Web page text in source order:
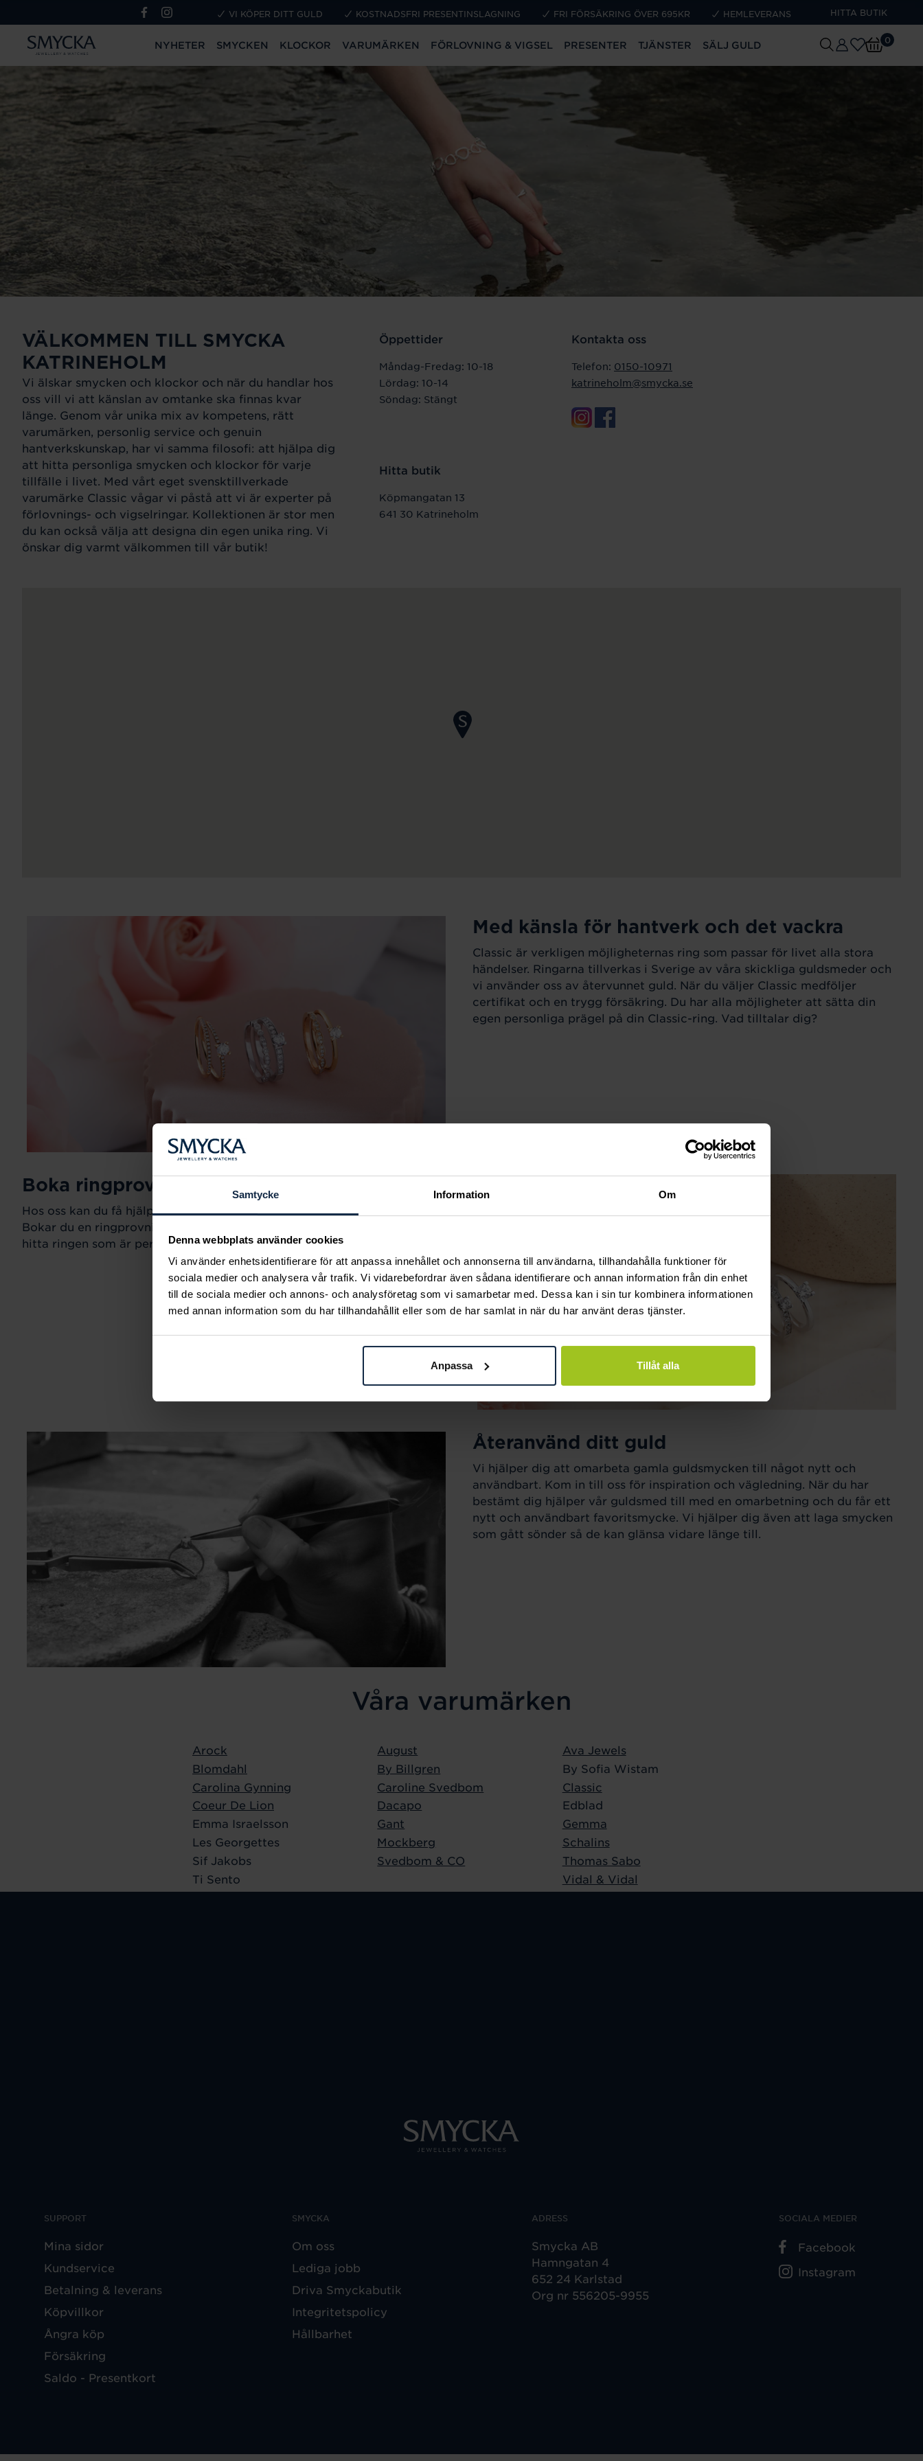
Samtycke Information Om
Denna webbplats använder cookies
Vi använder enhetsidentifierare för att anpassa innehållet och annonserna till användarna, tillhandahålla funktioner för
sociala medier och analysera vår trafik. Vi vidarebefordrar även sådana identifierare och annan information från din enhet
till de sociala medier och annons- och analysföretag som vi samarbetar med. Dessa kan i sin tur kombinera informationen
med annan information som du har tillhandahållit eller som de har samlat in när du har använt deras tjänster.
Anpassa Tillåt alla
VI KÖPER DITT GULD KOSTNADSFRI PRESENTINSLAGNING FRI FÖRSÄKRING ÖVER 695KR HEMLEVERANS HITTA BUTIK
NYHETER SMYCKEN KLOCKOR VARUMÄRKEN FÖRLOVNING & VIGSEL PRESENTER TJÄNSTER SÄLJ GULD 0
VÄLKOMMEN TILL SMYCKA
KATRINEHOLM
Vi älskar smycken och klockor och när du handlar hos
oss vill vi att känslan av omtanke ska finnas kvar
länge. Genom vår unika mix av kompetens, rätt
varumärken, personlig service och genuin
hantverkskunskap, har vi samma filosofi: att hjälpa dig
att hitta personliga smycken och klockor för varje
tillfälle i livet. Med vårt eget svensktillverkade
varumärke Classic vågar vi påstå att vi är experter på
förlovnings- och vigselringar. Kollektionen är stor men
du kan också välja att designa din egen unika ring. Vi
önskar dig varmt välkommen till vår butik!
Öppettider
Måndag-Fredag: 10-18
Lördag: 10-14
Söndag: Stängt
Kontakta oss
Telefon: 0150-10971
katrineholm@smycka.se
Hitta butik
Köpmangatan 13
641 30 Katrineholm
Med känsla för hantverk och det vackra
Classic är verkligen möjligheternas ring som passar för livet alla stora
händelser. Ringarna tillverkas i Sverige av våra skickliga guldsmeder och
vi använder oss av återvunnet guld. När du väljer Classic medföljer
certifikat och en trygg försäkring. Du har alla möjligheter att sätta din
egen personliga prägel på din Classic-ring. Vad tilltalar dig?
Boka ringprovning
Hos oss kan du få hjälp att hitta just din drömring för varje tillfälle i livet.
Bokar du en ringprovning går vi gemensamt igenom sortimentet för att
hitta ringen som är perfekt för just din stil och smak.
Återanvänd ditt guld
Vi hjälper dig att omarbeta gamla guldsmycken till något nytt och
användbart. Kom in till oss för inspiration och vägledning. När du har
bestämt dig hjälper vår guldsmed till med en omarbetning och du får ett
nytt och användbart favoritsmycke. Vi hjälper dig även att laga smycken
som gått sönder så de kan glänsa vidare länge till.
Våra varumärken
Arock August
Ava Jewels
Blomdahl
By Billgren
By Sofia Wistam
Carolina Gynning
Caroline Svedbom
Classic
Coeur De Lion
Dacapo
Edblad
Emma Israelsson
Gant
Gemma
Les Georgettes
Mockberg
Schalins
Sif Jakobs
Svedbom & CO
Thomas Sabo
Ti Sento
Vidal & Vidal
SUPPORT
Mina sidor
Kundservice
Betalning & leverans
Köpvillkor
Ångra köp
Försäkring
Saldo - Presentkort
SMYCKA
Om oss
Lediga jobb
Driva Smyckabutik
Integritetspolicy
Hållbarhet
ADRESS
Smycka AB
Hamngatan 4
652 24 Karlstad
Org nr 556205-9955
SOCIALA MEDIER
Facebook
Instagram